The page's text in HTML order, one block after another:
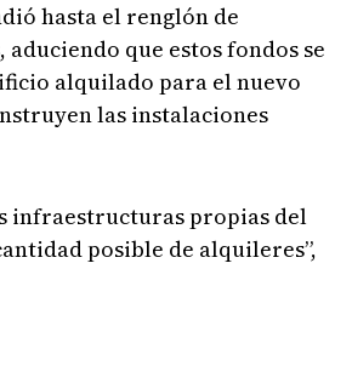
hasta el renglón de
que estos fondos se
alquilado para el nuevo
las instalaciones
infraestructuras propias del
posible de alquileres”,